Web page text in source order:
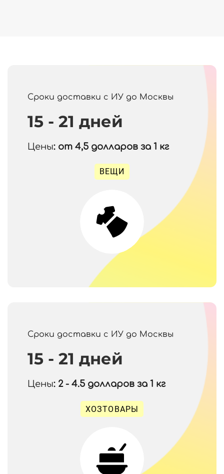
Сроки доставки с ИУ до Москвы
15 - 21 дней
Цены: от 4,5 долларов за 1 кг
ВЕЩИ
Сроки доставки с ИУ до Москвы
15 - 21 дней
Цены: 2 - 4.5 долларов за 1 кг
ХОЗТОВАРЫ